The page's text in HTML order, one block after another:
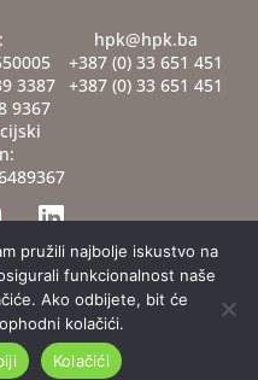
3387
9367
hpk@hpk.ba
+387 (0) 33 651 451
+387 (0) 33 651 451
L
i
n
k
e
d
Pravila privatnosti
pružili najbolje iskustvo na
funkcionalnost naše
Ako odbijete, bit će
kolačići.
Kolačići